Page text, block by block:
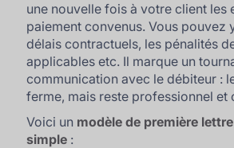
une nouvelle fois à votre client les
paiement convenus. Vous pouvez
délais contractuels, les pénalités
applicables etc. Il marque un
communication avec le débiteur :
ferme, mais reste professionnel et
Voici un modèle de première
simple :